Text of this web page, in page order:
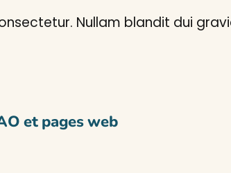
Nullam blandit dui
et pages web